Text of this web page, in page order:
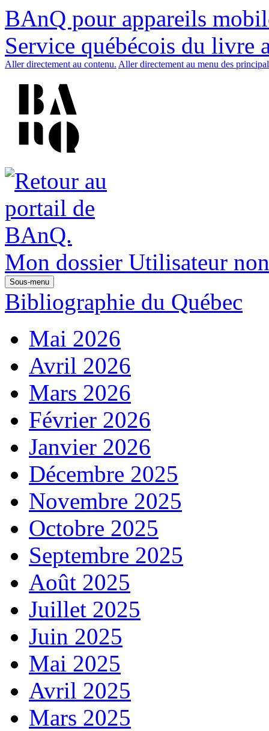
BAnQ pour appareils
Service québécois du livre
Aller directement au contenu. Aller directement au menu des
Mon dossier Utilisateur
Sous-menu
Bibliographie du Québec
Mai 2026
Avril 2026
Mars 2026
Février 2026
Janvier 2026
Décembre 2025
Novembre 2025
Octobre 2025
Septembre 2025
Août 2025
Juillet 2025
Juin 2025
Mai 2025
Avril 2025
Mars 2025